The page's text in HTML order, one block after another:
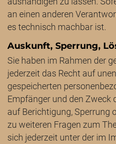
an einen anderen
es technisch machbar ist.
Auskunft, Sperrung,
Sie haben im Rahmen der
jederzeit das Recht auf
gespeicherten
Empfänger und den Zweck
auf Berichtigung, Sperrung
zu weiteren Fragen zum
sich jederzeit unter der im